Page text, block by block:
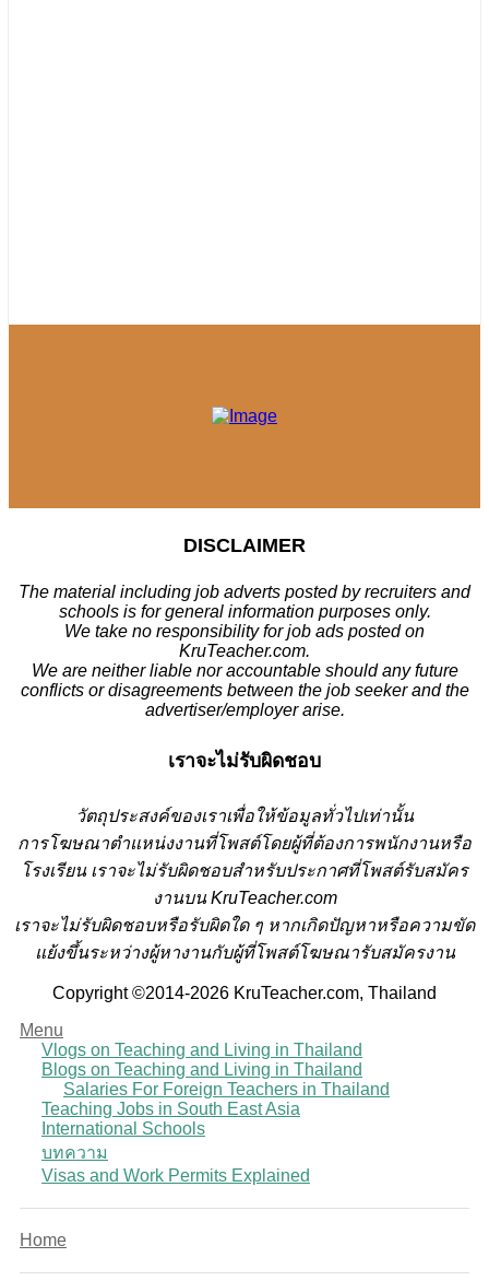
DISCLAIMER
The material including job adverts posted by recruiters and
schools is for general information purposes only.
We take no responsibility for job ads posted on
KruTeacher.com.
We are neither liable nor accountable should any future
conflicts or disagreements between the job seeker and the
advertiser/employer arise.
เราจะไม่รับผิดชอบ
วัตถุประสงค์ของเราเพื่อให้ข้อมูลทั่วไปเท่านั้น
การโฆษณาตำแหน่งงานที่โพสต์โดยผู้ที่ต้องการพนักงานหรือ
โรงเรียน เราจะไม่รับผิดชอบสำหรับประกาศที่โพสต์รับสมัคร
งานบน KruTeacher.com
เราจะไม่รับผิดชอบหรือรับผิดใด ๆ หากเกิดปัญหาหรือความขัด
แย้งขึ้นระหว่างผู้หางานกับผู้ที่โพสต์โฆษณารับสมัครงาน
Copyright ©2014-2026 KruTeacher.com, Thailand
Menu
Vlogs on Teaching and Living in Thailand
Blogs on Teaching and Living in Thailand
Salaries For Foreign Teachers in Thailand
Teaching Jobs in South East Asia
International Schools
บทความ
Visas and Work Permits Explained
Home